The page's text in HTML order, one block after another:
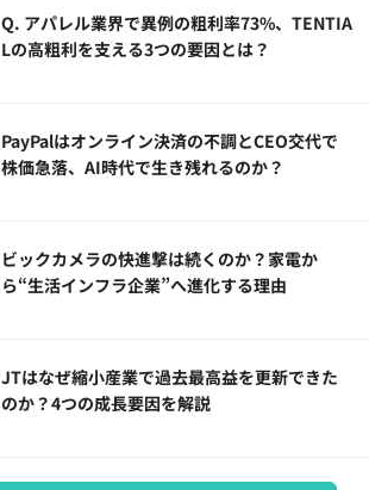
Q. アパレル業界で異例の粗利率73%、TENTIA
Lの高粗利を支える3つの要因とは？
PayPalはオンライン決済の不調とCEO交代で
株価急落、AI時代で生き残れるのか？
ビックカメラの快進撃は続くのか？家電か
ら“生活インフラ企業”へ進化する理由
JTはなぜ縮小産業で過去最高益を更新できた
のか？4つの成長要因を解説